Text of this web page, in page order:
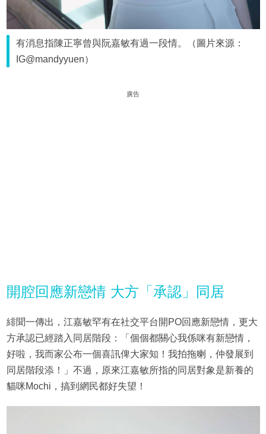
有消息指陳正寧曾與阮嘉敏有過一段情。（圖片來源：
IG@mandyyuen）
廣告
開腔回應新戀情 大方「承認」同居
緋聞一傳出，江嘉敏罕有在社交平台開PO回應新戀情，更大
方承認已經踏入同居階段：「個個都關心我係咪有新戀情，
好啦，我而家公布一個喜訊俾大家知！我拍拖喇，仲發展到
同居階段添！」不過，原來江嘉敏所指的同居對象是新養的
貓咪Mochi，搞到網民都好失望！